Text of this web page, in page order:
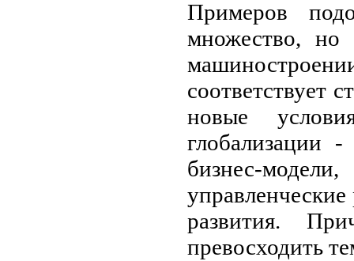
Примеров
множество,
соответствует
новые
глобализации
бизнес-
управленческие
развития.
превосходить